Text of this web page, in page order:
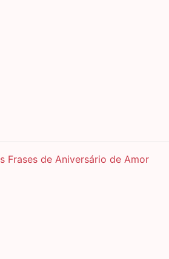
Frases de Aniversário de Amor